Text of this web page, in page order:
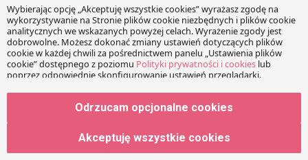
Twój adres e-mail nie zostanie opublikowany. Wymagane
pola są oznaczone*
Wiadomość
Odrzucam opcjonalne cookies
Akceptuję wszystkie cookies